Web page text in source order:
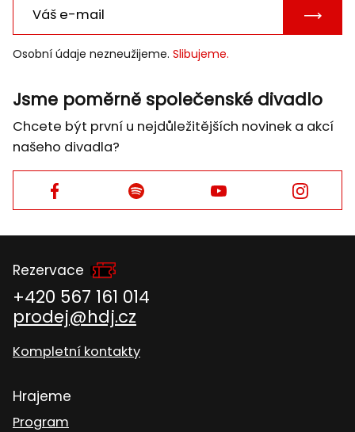
E-
Osobní údaje nezneužijeme. Slibujeme.
Jsme poměrně společenské divadlo
Chcete být první u nejdůležitějších novinek a akcí
našeho divadla?
Facebook Facebook Facebook Facebook
Rezervace
+420 567 161 014
prodej@hdj.cz
Kompletní kontakty
Hrajeme
Program